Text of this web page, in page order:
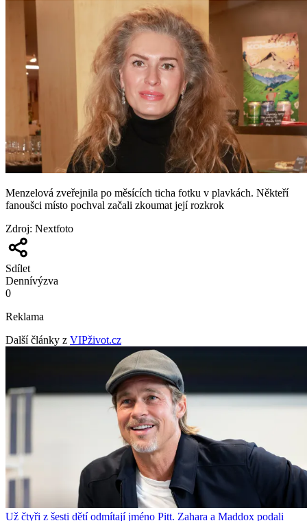
Menzelová zveřejnila po měsících ticha fotku v plavkách. Někteří
fanoušci místo pochval začali zkoumat její rozkrok
Zdroj: Nextfoto
Sdílet
Dennívýzva
0
Reklama
Další články z VIPživot.cz
Už čtyři z šesti dětí odmítají jméno Pitt. Zahara a Maddox podali